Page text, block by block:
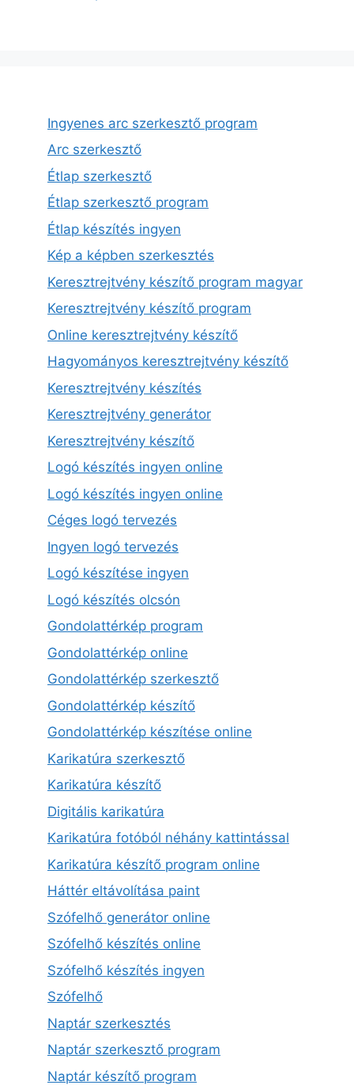
Ingyenes arc szerkesztő program
Arc szerkesztő
Étlap szerkesztő
Étlap szerkesztő program
Étlap készítés ingyen
Kép a képben szerkesztés
Keresztrejtvény készítő program magyar
Keresztrejtvény készítő program
Online keresztrejtvény készítő
Hagyományos keresztrejtvény készítő
Keresztrejtvény készítés
Keresztrejtvény generátor
Keresztrejtvény készítő
Logó készítés ingyen online
Logó készítés ingyen online
Céges logó tervezés
Ingyen logó tervezés
Logó készítése ingyen
Logó készítés olcsón
Gondolattérkép program
Gondolattérkép online
Gondolattérkép szerkesztő
Gondolattérkép készítő
Gondolattérkép készítése online
Karikatúra szerkesztő
Karikatúra készítő
Digitális karikatúra
Karikatúra fotóból néhány kattintással
Karikatúra készítő program online
Háttér eltávolítása paint
Szófelhő generátor online
Szófelhő készítés online
Szófelhő készítés ingyen
Szófelhő
Naptár szerkesztés
Naptár szerkesztő program
Naptár készítő program